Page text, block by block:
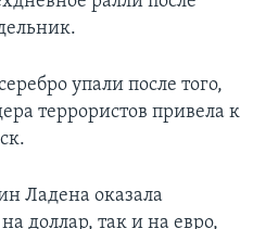
упали после того,
террористов привела к
Ладена оказала
доллар, так и на евро,